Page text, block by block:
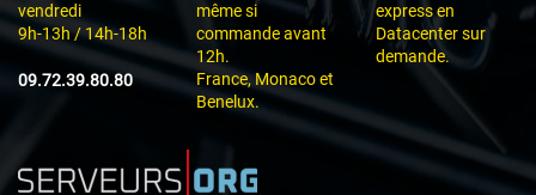
vendredi
9h-13h / 14h-18h
09.72.39.80.80
même si
commande avant
12h.
France, Monaco et
Benelux.
express en
Datacenter sur
demande.